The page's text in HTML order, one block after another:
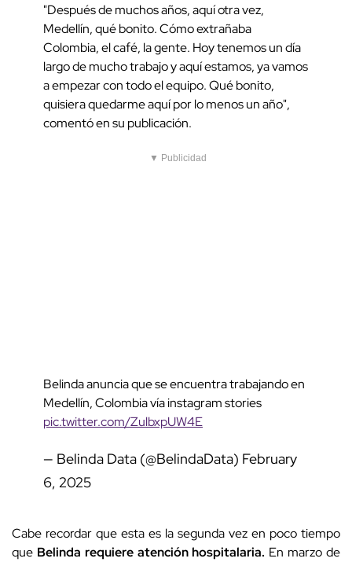
"Después de muchos años, aquí otra vez,
Medellín, qué bonito. Cómo extrañaba
Colombia, el café, la gente. Hoy tenemos un día
largo de mucho trabajo y aquí estamos, ya vamos
a empezar con todo el equipo. Qué bonito,
quisiera quedarme aquí por lo menos un año",
comentó en su publicación.
▼ Publicidad
Belinda anuncia que se encuentra trabajando en
Medellín, Colombia vía instagram stories
pic.twitter.com/ZulbxpUW4E
— Belinda Data (@BelindaData) February
6, 2025
Cabe recordar que esta es la segunda vez en poco tiempo
que Belinda requiere atención hospitalaria. En marzo de